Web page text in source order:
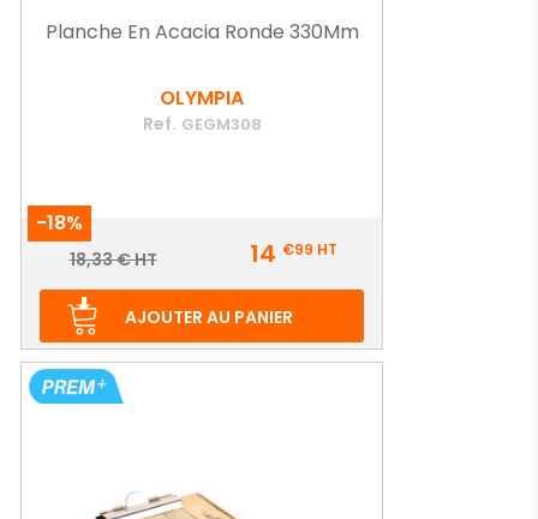
Planche En Acacia Ronde 330Mm
OLYMPIA
Ref. GEGM308
-18%
Prix
Prix
base
18,33 € HT 14 €99 HT
AJOUTER AU PANIER